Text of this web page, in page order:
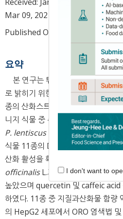
Received: Jan 01, 2021 ; Revised:
Mar 09, 2021
Published Online: Jun 30, 2021
요약
본 연구는 튀니지 식물 추출물 11
로 밝히기 위한 기초 자료를 얻고자
종의 산화스트레스 및 지질 축적률
니지 식물 중 총폴리페놀 함량 및 총
P. lentiscusL.과 N. glauca
식물 11종의 DPPH, ABTS, FRAP
산화 활성을 확인하였다. 지질 과산
officinalisL.과 T. capitatus
높았으며 quercetin 및 caffeic acid
하였다. 11종 중 지질과산화물 함량
의 HepG2 세포에서 ORO 염색법
I don't want to